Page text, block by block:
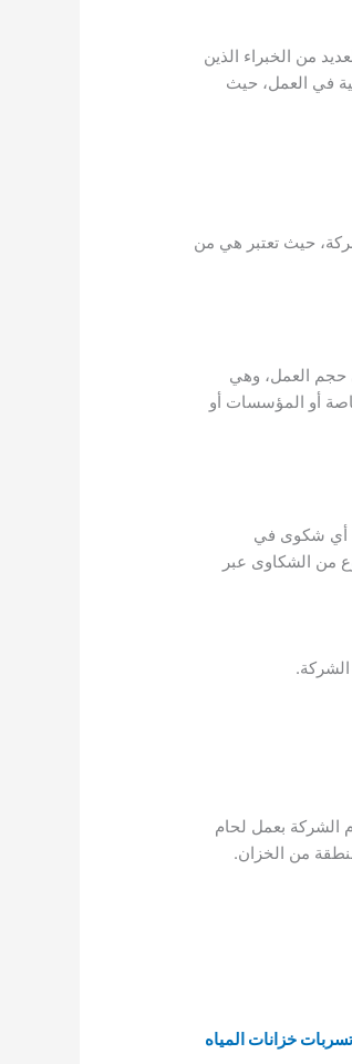
من الخبراء الذين
في العمل، حيث
حيث تعتبر هي من
حجم العمل، وهي
أو المؤسسات أو
أي شكوى في
من الشكاوى عبر
الشركة بعمل لحام
من الخزان.
خزانات المياه